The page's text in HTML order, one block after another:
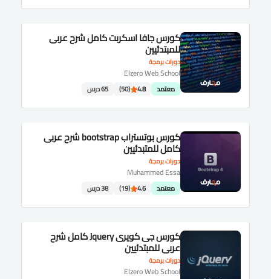
دورات برمجة
كورس جافا اسكربت كامل شرح عربى
للمبتدئيين
Elzero Web School
معتمد 4.8
(50) 65 درس
دورات برمجة
كورس بوتستراب bootstrap شرح عربى
كامل للمتبدئيين
Muhammed Essa
معتمد 4.6
(19) 38 درس
دورات برمجة
كورس جى كويرى Jquery كامل شرح
عربى للمبتدئيين
Elzero Web School